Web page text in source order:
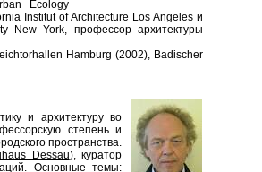
Ecology
Institut of Architecture Los Angeles и
New York, профессор архитектуры
Hamburg (2002), Badischer
и архитектуру во
степень и
пространства.
Dessau), куратор
Основные темы: